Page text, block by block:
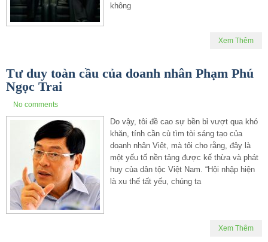
không
Xem Thêm
Tư duy toàn cầu của doanh nhân Phạm Phú
Ngọc Trai
No comments
Do vậy, tôi đề cao sự bền bỉ vượt qua khó
khăn, tính cần cù tìm tòi sáng tạo của
doanh nhân Việt, mà tôi cho rằng, đây là
một yếu tố nền tảng được kế thừa và phát
huy của dân tộc Việt Nam. “Hội nhập hiện
là xu thế tất yếu, chúng ta
Xem Thêm